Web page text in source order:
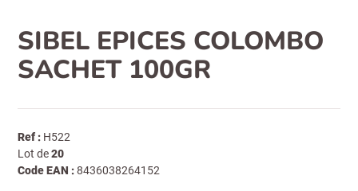
SIBEL EPICES COLOMBO
SACHET 100GR
Ref : H522
Lot de20
Code EAN :8436038264152